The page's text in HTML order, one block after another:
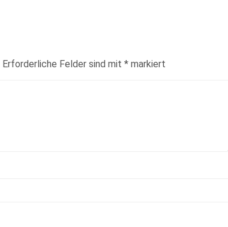
Erforderliche Felder sind mit * markiert